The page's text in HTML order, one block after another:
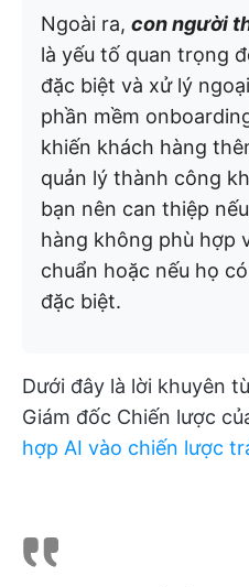
Ngoài ra, con người
là yếu tố quan trọng
đặc biệt và xử lý
phần mềm
khiến khách hàng
quản lý thành công
bạn nên can thiệp
hàng không phù hợp
chuẩn hoặc nếu họ
đặc biệt.
Dưới đây là lời khuyên
Giám đốc Chiến lược
hợp AI vào chiến lược